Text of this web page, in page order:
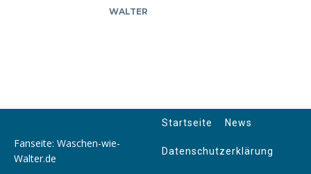
WALTER
Fanseite: Waschen-wie-
Walter.de
Startseite News
Datenschutzerklärung